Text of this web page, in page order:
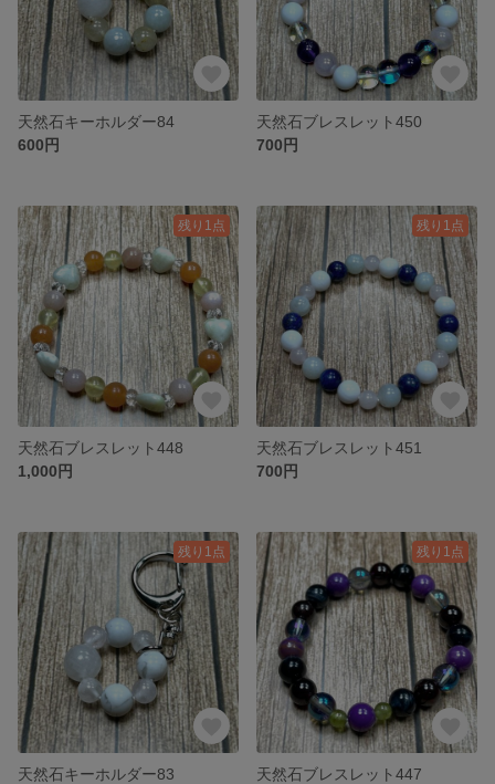
天然石キーホルダー84
600円
天然石ブレスレット450
700円
残り1点
天然石ブレスレット448
1,000円
残り1点
天然石ブレスレット451
700円
残り1点
天然石キーホルダー83
残り1点
天然石ブレスレット447